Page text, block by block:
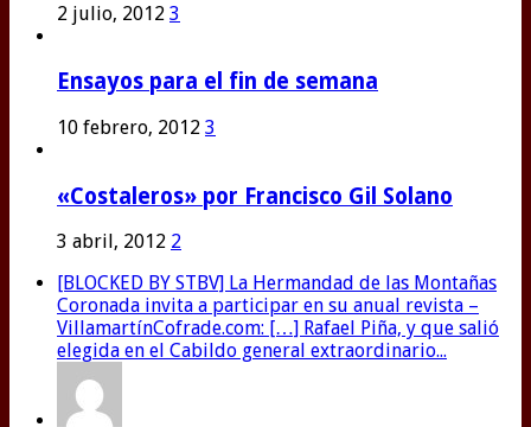
2 julio, 2012 3
Ensayos para el fin de semana
10 febrero, 2012 3
«Costaleros» por Francisco Gil Solano
3 abril, 2012 2
[BLOCKED BY STBV] La Hermandad de las Montañas
Coronada invita a participar en su anual revista –
VillamartínCofrade.com: […] Rafael Piña, y que salió
elegida en el Cabildo general extraordinario...